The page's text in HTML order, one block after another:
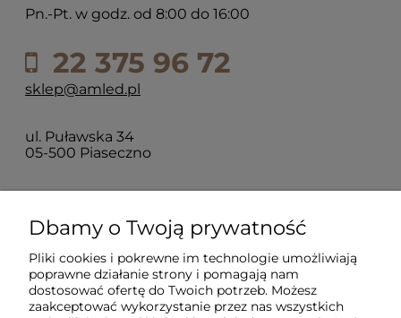
Pn.-Pt. w godz. od 8:00 do 16:00
22 375 96 72
sklep@amled.pl
ul. Puławska 34
05-500 Piaseczno
Dla klientów
Informacje
Dbamy o Twoją prywatność
Pliki cookies i pokrewne im technologie umożliwiają
poprawne działanie strony i pomagają nam
dostosować ofertę do Twoich potrzeb. Możesz
zaakceptować wykorzystanie przez nas wszystkich